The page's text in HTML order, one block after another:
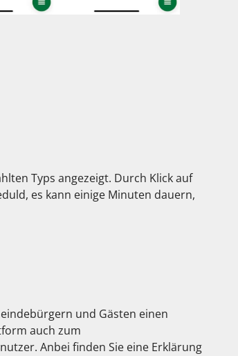
Typs angezeigt. Durch Klick auf
es kann einige Minuten dauern,
und Gästen einen
auch zum
Anbei finden Sie eine Erklärung